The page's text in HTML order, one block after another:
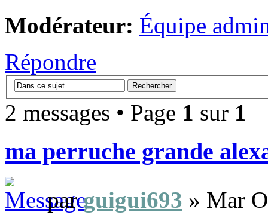
Modérateur: Équipe
Répondre
2 messages • Page 1 sur 1
ma perruche grande
parguigui693 » Mar